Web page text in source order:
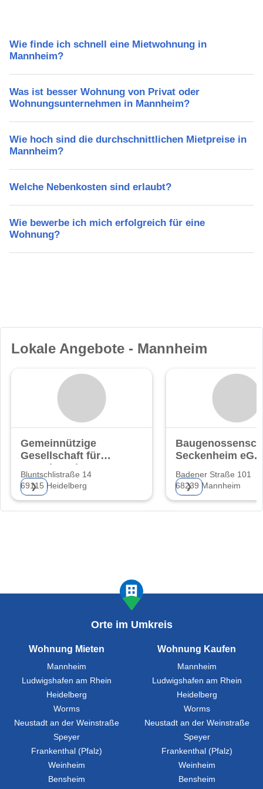
Wie finde ich schnell eine Mietwohnung in
Mannheim?
Was ist besser Wohnung von Privat oder
Wohnungsunternehmen in Mannheim?
Wie hoch sind die durchschnittlichen Mietpreise in
Mannheim?
Welche Nebenkosten sind erlaubt?
Wie bewerbe ich mich erfolgreich für eine
Wohnung?
Lokale Angebote - Mannheim
Gemeinnützige
Gesellschaft für
Grund- und
Bluntschlistraße 14
69115 Heidelberg
❯
Seckenheim eG.
Badener Straße 101
68239 Mannheim
❯
Orte im Umkreis
Wohnung Mieten
Mannheim
Ludwigshafen am Rhein
Heidelberg
Worms
Neustadt an der Weinstraße
Speyer
Frankenthal (Pfalz)
Weinheim
Bensheim
Wohnung Kaufen
Mannheim
Ludwigshafen am Rhein
Heidelberg
Worms
Neustadt an der Weinstraße
Speyer
Frankenthal (Pfalz)
Weinheim
Bensheim